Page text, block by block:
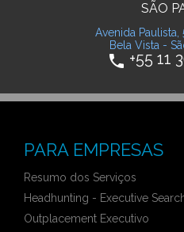
SÃO
Avenida Paulista,
Bela Vista -
phone +55 11
PARA EMPRESAS
Resumo dos Serviços
Headhunting - Executive
Outplacement Executivo